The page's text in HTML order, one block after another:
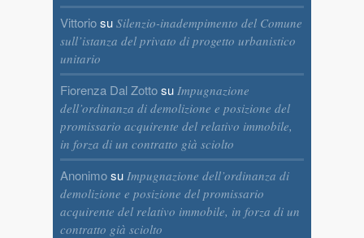
Vittoriosu Silenzio-inadempimento del Comune
sull’istanza del privato di progetto urbanistico
unitario
Fiorenza Dal Zottosu Impugnazione
dell’ordinanza di demolizione e posizione del
promissario acquirente del relativo immobile,
in forza di un contratto già sciolto
Anonimosu Impugnazione dell’ordinanza di
demolizione e posizione del promissario
acquirente del relativo immobile, in forza di un
contratto già sciolto